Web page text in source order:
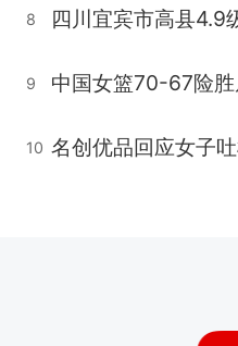
8
9
10